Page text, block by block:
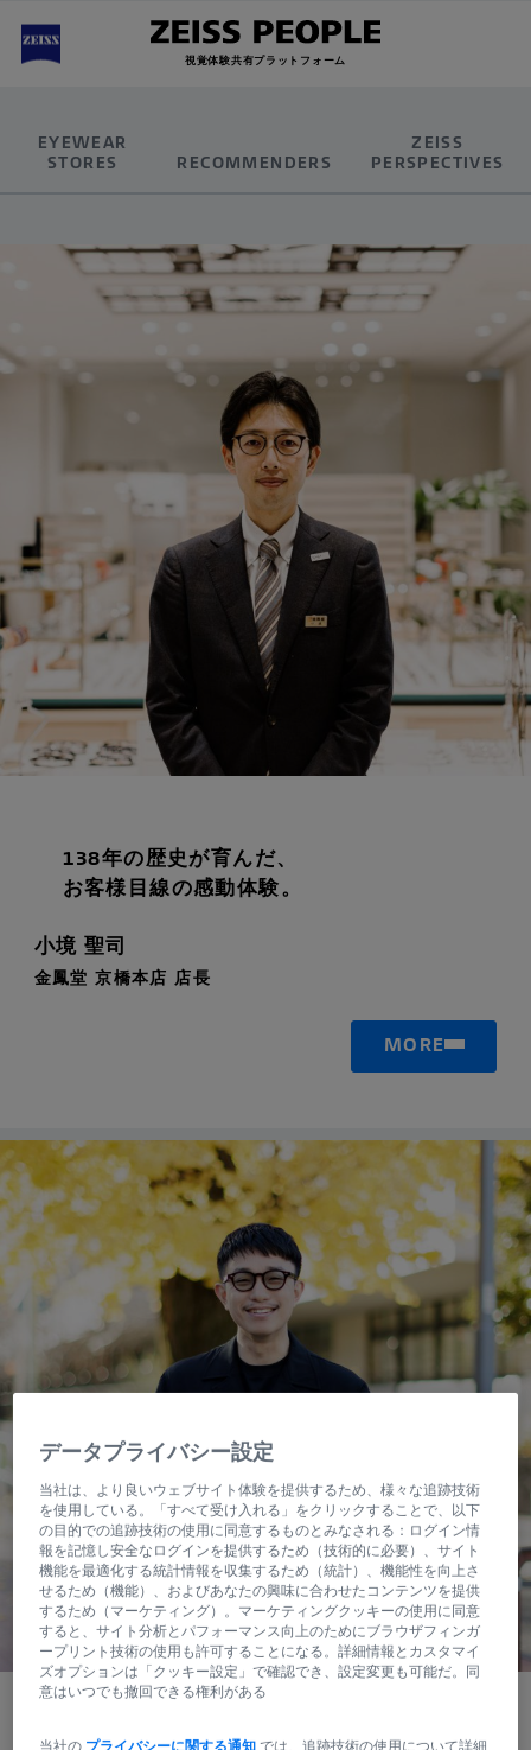
視覚体験共有プラットフォーム
EYEWEAR
STORES
RECOMMENDERS
ZEISS
PERSPECTIVES
138年の歴史が育んだ、
お客様目線の感動体験。
小境 聖司
金鳳堂 京橋本店 店長
MORE
データプライバシー設定
当社は、より良いウェブサイト体験を提供するため、様々な追跡技術
を使用している。「すべて受け入れる」をクリックすることで、以下
の目的での追跡技術の使用に同意するものとみなされる：ログイン情
報を記憶し安全なログインを提供するため（技術的に必要）、サイト
機能を最適化する統計情報を収集するため（統計）、機能性を向上さ
せるため（機能）、およびあなたの興味に合わせたコンテンツを提供
するため（マーケティング）。マーケティングクッキーの使用に同意
すると、サイト分析とパフォーマンス向上のためにブラウザフィンガ
ープリント技術の使用も許可することになる。詳細情報とカスタマイ
ズオプションは「クッキー設定」で確認でき、設定変更も可能だ。同
意はいつでも撤回できる権利がある